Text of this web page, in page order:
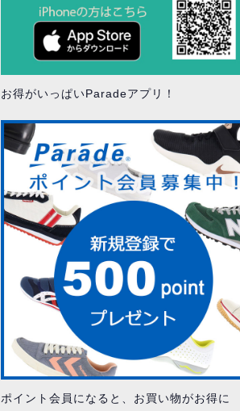
お得がいっぱいParadeアプリ！
ポイント会員になると、お買い物がお得に